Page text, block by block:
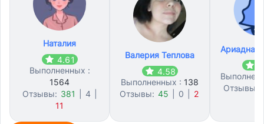
Наталия
4.61
Выполненных :
1564
Отзывы: 381 4
11
Валерия Теплова
4.58
Выполненных : 138
Отзывы: 45 0 2
Ариадна
Отзывы: